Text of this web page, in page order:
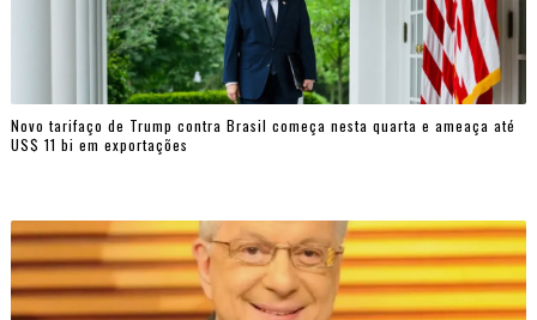
Novo tarifaço de Trump contra Brasil começa nesta quarta e ameaça até
US$ 11 bi em exportações